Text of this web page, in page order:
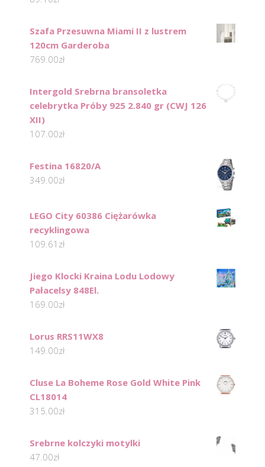
Szafa Przesuwna Miami II z lustrem
120cm Garderoba
769.00zł
Intergold Srebrna bransoletka
celebrytka Próby 925 2.840 gr (CWJ 126
XII)
107.00zł
Festina 16820/A
349.00zł
LEGO City 60386 Ciężarówka
recyklingowa
109.61 zł
Jiego Klocki Kraina Lodu Lodowy
Pałacelsy 848El.
169.00zł
Lorus RRS11WX8
149.00zł
Cluse La Boheme Rose Gold White Pink
CL18014
315.00zł
Srebrne kolczyki motylki
47.00zł